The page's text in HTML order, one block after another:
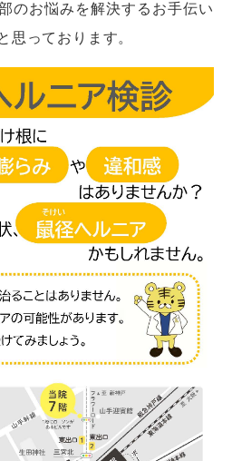
のお悩みを解決するお手伝い
思っております。